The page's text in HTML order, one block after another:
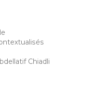
Chiadli